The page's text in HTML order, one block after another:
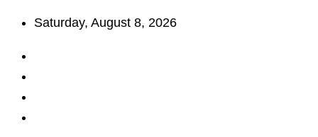
Skip
content
Saturday, August 8, 2026